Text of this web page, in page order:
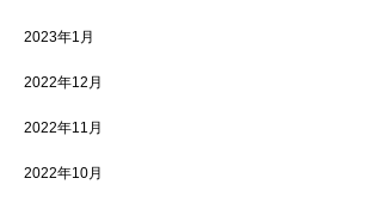
2023年1月
2022年12月
2022年11月
2022年10月